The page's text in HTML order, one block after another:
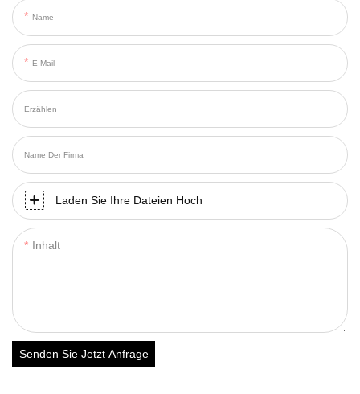
Name
E-Mail
Erzählen
Name Der Firma
Laden Sie Ihre Dateien Hoch
Inhalt
Senden Sie Jetzt Anfrage